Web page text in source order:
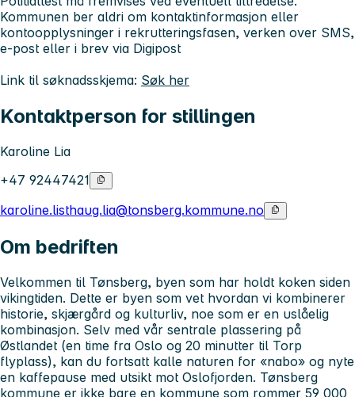
Kommunen ber aldri om kontaktinformasjon eller
kontoopplysninger i rekrutteringsfasen, verken over SMS,
e-post eller i brev via Digipost
Link til søknadsskjema: Søk her
Kontaktperson for stillingen
Karoline Lia
+47 92447421
karoline.listhaug.lia@tonsberg.kommune.no
Om bedriften
Velkommen til Tønsberg, byen som har holdt koken siden
vikingtiden. Dette er byen som vet hvordan vi kombinerer
historie, skjærgård og kulturliv, noe som er en uslåelig
kombinasjon. Selv med vår sentrale plassering på
Østlandet (en time fra Oslo og 20 minutter til Torp
flyplass), kan du fortsatt kalle naturen for «nabo» og nyte
en kaffepause med utsikt mot Oslofjorden. Tønsberg
kommune er ikke bare en kommune som rommer 59 000